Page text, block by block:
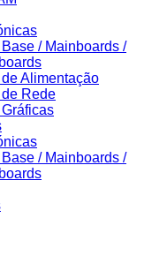
/ Mainboards /
Alimentação
Rede
/ Mainboards /